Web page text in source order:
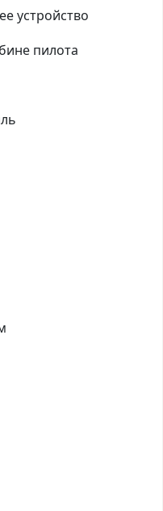
устройство
пилота